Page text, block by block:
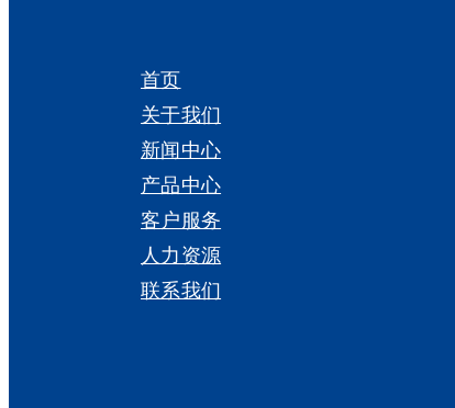
首页
关于我们
新闻中心
产品中心
客户服务
人力资源
联系我们